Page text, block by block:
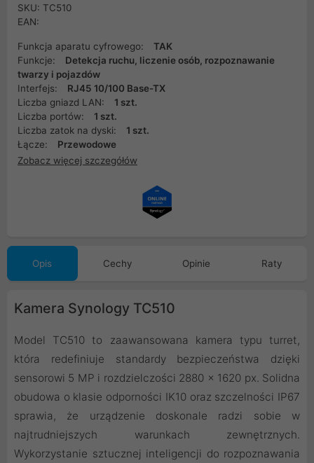
SKU: TC510
EAN:
Funkcja aparatu cyfrowego:
TAK
Funkcje:
Detekcja ruchu, liczenie osób, rozpoznawanie
twarzy i pojazdów
Interfejs:
RJ45 10/100 Base-TX
Liczba gniazd LAN:
1 szt.
Liczba portów:
1 szt.
Liczba zatok na dyski:
1 szt.
Łącze:
Przewodowe
Zobacz więcej szczegółów
Opis Cechy Opinie Raty
Kamera Synology TC510
Model TC510 to zaawansowana kamera typu turret,
która redefiniuje standardy bezpieczeństwa dzięki
sensorowi 5 MP i rozdzielczości 2880 x 1620 px. Solidna
obudowa o klasie odporności IK10 oraz szczelności IP67
sprawia, że urządzenie doskonale radzi sobie w
najtrudniejszych warunkach zewnętrznych.
Wykorzystanie sztucznej inteligencji do rozpoznawania